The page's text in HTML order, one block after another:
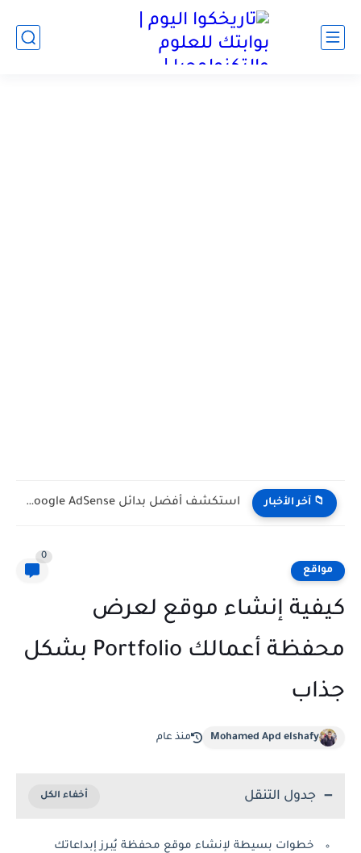
📁 آخر الأخبار استكشف أفضل بدائل Google AdSense لعام 2026 لاستثمار موقع الويب...
مواقع
0
كيفية إنشاء موقع لعرض
محفظة أعمالك Portfolio بشكل
جذاب
Mohamed Apd elshafy منذ عام
جدول التنقل
خطوات بسيطة لإنشاء موقع محفظة يُبرز إبداعاتك